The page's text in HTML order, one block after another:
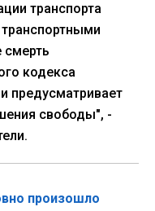
транспорта
смерть
кодекса
предусматривает
свободы", -
произошло